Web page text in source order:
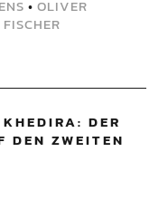
• OLIVER
FISCHER
DER
DEN ZWEITEN